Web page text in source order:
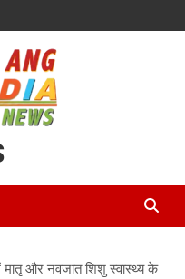
मातृ और नवजात शिशु स्वास्थ्य के